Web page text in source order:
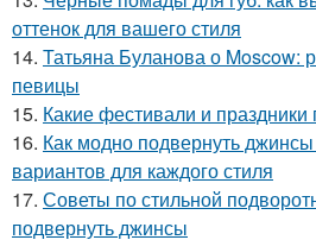
оттенок для вашего стиля
14. Татьяна Буланова о Moscow:
певицы
15. Какие фестивали и праздники
16. Как модно подвернуть
вариантов для каждого стиля
17. Советы по стильной
подвернуть джинсы